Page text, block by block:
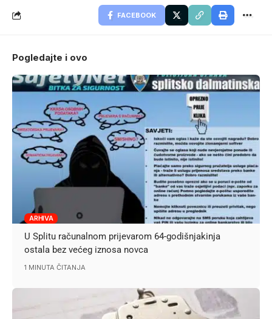
FACEBOOK
Pogledajte i ovo
ARHIVA
U Splitu računalnom prijevarom 64-godišnjakinja
ostala bez većeg iznosa novca
1 MINUTA ČITANJA